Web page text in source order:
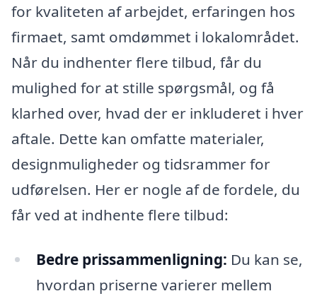
for kvaliteten af arbejdet, erfaringen hos
firmaet, samt omdømmet i lokalområdet.
Når du indhenter flere tilbud, får du
mulighed for at stille spørgsmål, og få
klarhed over, hvad der er inkluderet i hver
aftale. Dette kan omfatte materialer,
designmuligheder og tidsrammer for
udførelsen. Her er nogle af de fordele, du
får ved at indhente flere tilbud:
Bedre prissammenligning: Du kan se,
hvordan priserne varierer mellem